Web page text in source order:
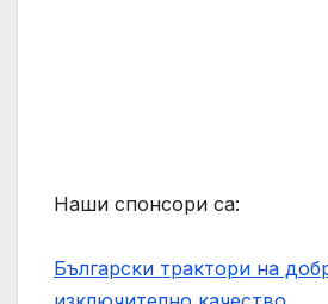
Наши спонсори са:
Български трактори на